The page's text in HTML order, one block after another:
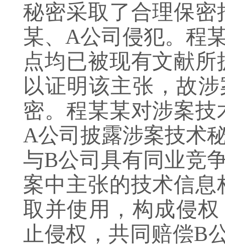
秘密采取了合理保
某、A公司侵犯。程
点均已被现有文献
以证明该主张，故
密。程某某对涉案
A公司披露涉案技术
与B公司具有同业竞
案中主张的技术信
取并使用，构成侵
止侵权，共同赔偿B